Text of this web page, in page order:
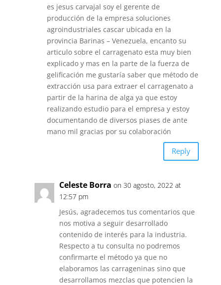
es jesus carvajal soy el gerente de
producción de la empresa soluciones
agroindustriales cascar ubicada en la
provincia Barinas – Venezuela, encanto su
articulo sobre el carragenato esta muy bien
explicado y mas en la parte de la fuerza de
gelificación me gustaría saber que método de
extracción usa para extraer el carragenato a
partir de la harina de alga ya que estoy
realizando estudio para el empresa y estoy
documentando de diversos piases de ante
mano mil gracias por su colaboración
Reply
Celeste Borra on 30 agosto, 2022 at
12:57 pm
Jesús, agradecemos tus comentarios que
nos motiva a seguir desarrollado
contenido de interés para la industria.
Respecto a tu consulta no podremos
confirmarte el método ya que no
elaboramos las carrageninas sino que
desarrollamos mezclas que potencien la